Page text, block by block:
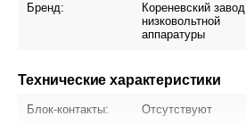
Бренд:
Кореневский завод
низковольтной
аппаратуры
Технические характеристики
Блок-контакты: Отсутствуют